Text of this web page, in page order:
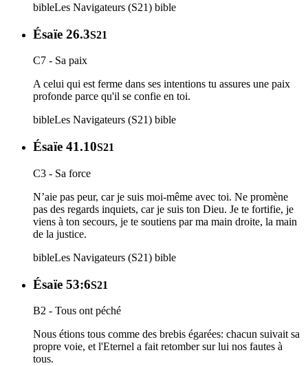
bibleLes Navigateurs (S21) bible
Ésaïe 26.3S21
C7 - Sa paix
A celui qui est ferme dans ses intentions tu assures une paix
profonde parce qu'il se confie en toi.
bibleLes Navigateurs (S21) bible
Ésaïe 41.10S21
C3 - Sa force
N’aie pas peur, car je suis moi-même avec toi. Ne promène
pas des regards inquiets, car je suis ton Dieu. Je te fortifie, je
viens à ton secours, je te soutiens par ma main droite, la main
de la justice.
bibleLes Navigateurs (S21) bible
Ésaïe 53:6S21
B2 - Tous ont péché
Nous étions tous comme des brebis égarées: chacun suivait sa
propre voie, et l'Eternel a fait retomber sur lui nos fautes à
tous.